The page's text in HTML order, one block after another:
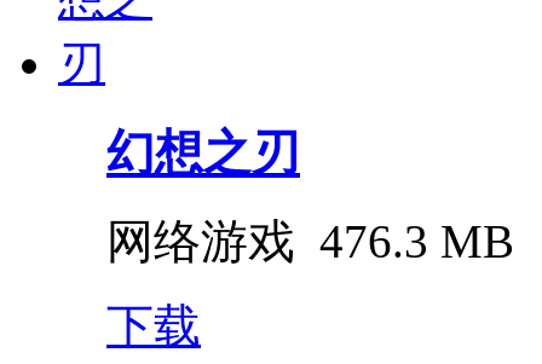
幻想之刃
网络游戏 476.3 MB
下载